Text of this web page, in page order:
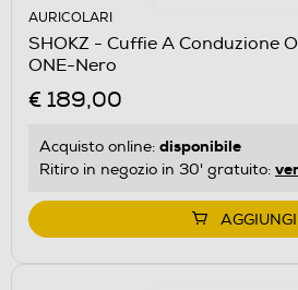
AURICOLARI
SHOKZ - Cuffie A Conduzione
ONE-Nero
€ 189,00
Acquisto online: disponibile
Ritiro in negozio in 30' gratuito:
AGGIUNGI